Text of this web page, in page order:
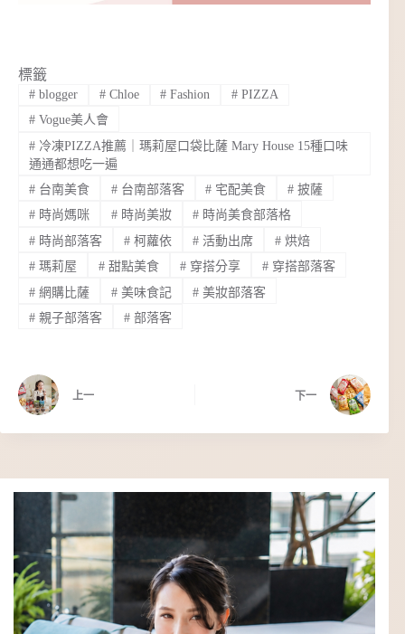
標籤
#blogger #Chloe # Fashion # PIZZA
#Vogue美人會
#冷凍PIZZA推薦｜瑪莉屋口袋比薩 Mary House 15種口味
通通都想吃一遍
#台南美食 #台南部落客 # 宅配美食 # 披薩
#時尚媽咪 #時尚美妝 # 時尚美食部落格
#時尚部落客 #柯蘿依 # 活動出席 # 烘焙
#瑪莉屋 #甜點美食 # 穿搭分享 # 穿搭部落客
#網購比薩 #美味食記 # 美妝部落客
#親子部落客 #部落客
上一 下一